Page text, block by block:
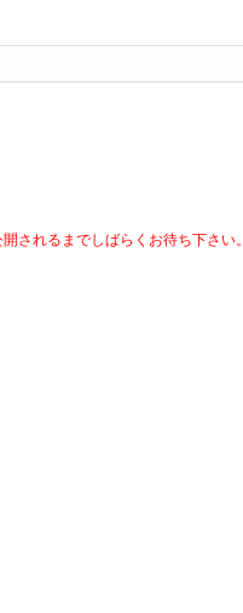
されるまでしばらくお待ち下さい。